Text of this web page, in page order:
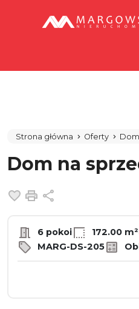
Strona główna Oferty
Dom na
Dodaj do ulubionych
Drukuj
6 pokoi 172.00 m²
MARG-DS-205